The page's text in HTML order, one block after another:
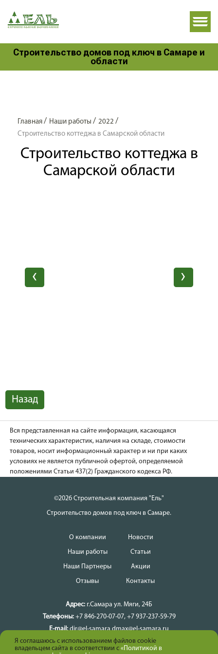
Строительство домов под ключ в Самаре и
области
Главная/ Наши работы/ 2022/
Строительство коттеджа в Самарской области
Строительство коттеджа в
Самарской области
Назад
Вся представленная на сайте информация, касающаяся
технических характеристик, наличия на складе, стоимости
товаров, носит информационный характер и ни при каких
условиях не является публичной офертой, определяемой
положениями Статьи 437(2) Гражданского кодекса РФ.
©2026 Строительная компания "Ель"
Строительство домов под ключ в Самаре.
О компании
Наши работы
Наши Партнеры
Отзывы
Новости
Статьи
Акции
Контакты
Адрес: г.Самара ул. Мяги, 24Б
Телефоны: +7 846-270-07-07, +7 937-237-59-79
E-mail: dir@el-samara dmax@el-samara.ru
Время работы: Ежедневно
Я соглашаюсь с использованием файлов cookie
владельцем сайта в соответствии с «Политикой в